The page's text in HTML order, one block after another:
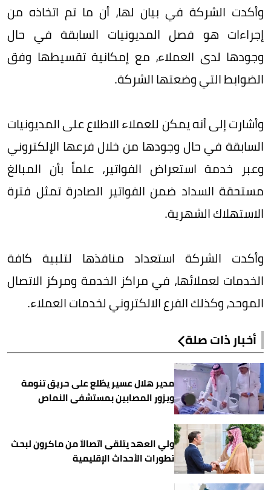
وأكدت الشركة في بيان لها، أن ما تم اتخاذه من
إجراءات هو فصل المديونيات السابقة في حال
وجودها لدى العملاء، مع إمكانية تقسيطها وفق
الضوابط التي وضعتها الشركة.
وأشارت إلى أنه يمكن للعملاء الاطلاع على المديونيات
السابقة في حال وجودها من خلال فرعها الإلكتروني
وعبر خدمة استعراض الفواتير، علماً بأن المبالغ
مستحقة السداد ضمن الفواتير الصادرة تمثل فترة
الاستهلاك الشهرية.
وأكدت الشركة استعداد منافذها لتلبية كافة
الخدمات لعملائها، في مراكز الخدمة ومركز الاتصال
الموحد، وكذلك الفرع الالكتروني لخدمات العملاء.
أخبار ذات صلة
مدير هلال عسير يطّلع على حريق تنومة
ويزور المصابين بمستشفى النماص
ولي العهد يتلقى اتصالاً من ماكرون لبحث
تطورات الأحداث الإقليمية